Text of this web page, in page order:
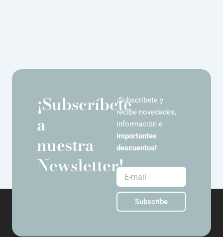
¡Subscríbete
a
nuestra
Newsletter!
¡Subscríbete y
recibe novedades,
información e
importantes
descuentos!
E-
mail
Subscribe